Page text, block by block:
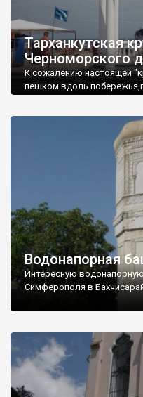
Тарханкутская
Черноморского
К сожалению настоящей
пешком вдоль
Водонапорная
Интересную
Симферополя в